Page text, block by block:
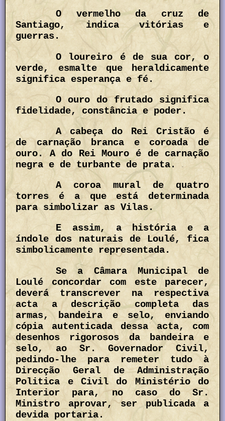
O vermelho da cruz de
Santiago, indica vitórias e
guerras.
O loureiro é de sua cor, o
verde, esmalte que heraldicamente
significa esperança e fé.
O ouro do frutado significa
fidelidade, constância e poder.
A cabeça do Rei Cristão é
de carnação branca e coroada de
ouro. A do Rei Mouro é de carnação
negra e de turbante de prata.
A coroa mural de quatro
torres é a que está determinada
para simbolizar as Vilas.
E assim, a história e a
índole dos naturais de Loulé, fica
simbolicamente representada.
Se a Câmara Municipal de
Loulé concordar com este parecer,
deverá transcrever na respectiva
acta a descrição completa das
armas, bandeira e selo, enviando
cópia autenticada dessa acta, com
desenhos rigorosos da bandeira e
selo, ao Sr. Governador Civil,
pedindo-lhe para remeter tudo à
Direcção Geral de Administração
Politica e Civil do Ministério do
Interior para, no caso do Sr.
Ministro aprovar, ser publicada a
devida portaria.